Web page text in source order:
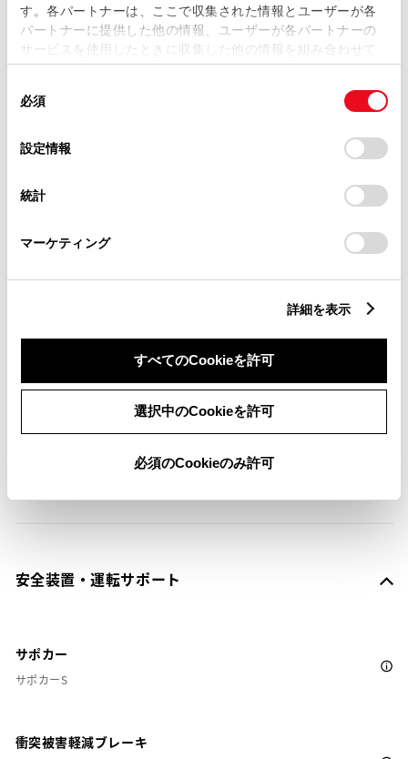
す。各パートナーは、ここで収集された情報とユーザーが各
パートナーに提供した他の情報、ユーザーが各パートナーの
サービスを使用したときに収集した他の情報を組み合わせて
使用することがあります。当ウェブサイトの使用を続行する
デバイスにすべてのCookie(クッキー)が保存されることに同
意したことになります。Cookie(クッキー)のオプトアウト、
設定の変更、同意を撤回したりするにあたっては、当社の
「Cookie（クッキー）情報の取り扱いについて
」をご覧くだ
必須
設定情報
統計
マーケティング
詳細を表示
すべてのCookieを許可
選択中のCookieを許可
必須のCookieのみ許可
パワステ
パワーウィンドウ
ABS
キーレス
ETC
※ セットアップ費用は別途申し受けます
安全装置・運転サポート
サポカー
サポカーS
衝突被害軽減ブレーキ